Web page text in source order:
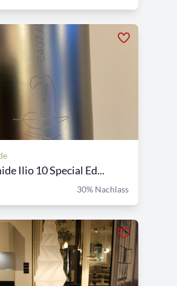
Ilio 10 Special Ed...
30% Nachlass